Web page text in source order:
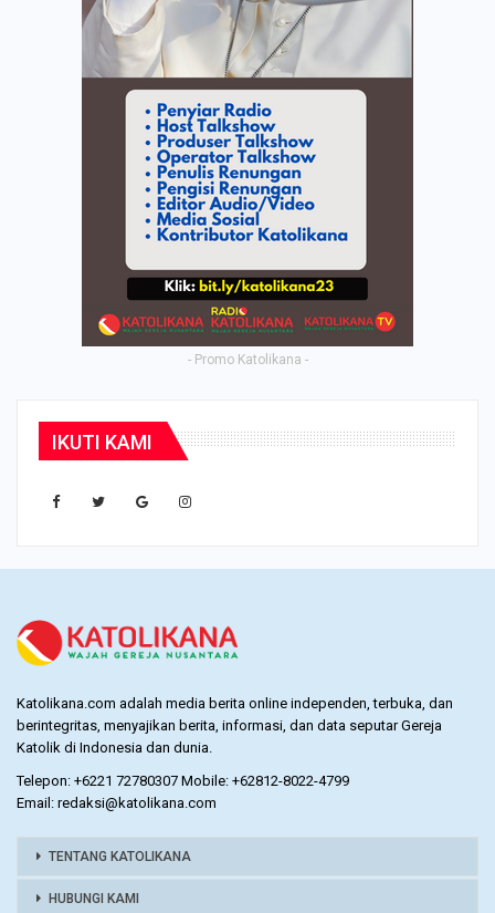
- Promo Katolikana -
IKUTI KAMI
Katolikana.com adalah media berita online independen, terbuka, dan
berintegritas, menyajikan berita, informasi, dan data seputar Gereja
Katolik di Indonesia dan dunia.
Telepon: +6221 72780307 Mobile: +62812-8022-4799
Email: redaksi@katolikana.com
TENTANG KATOLIKANA
HUBUNGI KAMI